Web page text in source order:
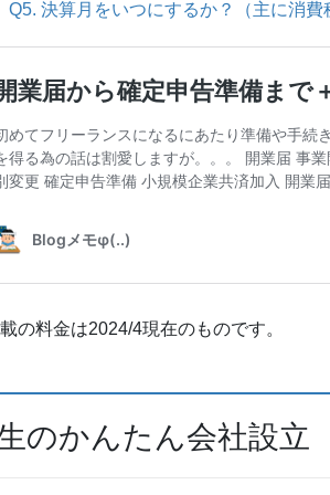
Q5. 決算月をいつにするか？（主に消費
の料金は2024/4現在のものです。
のかんたん会社設立